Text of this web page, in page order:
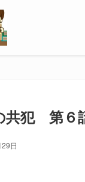
共犯 第６
日